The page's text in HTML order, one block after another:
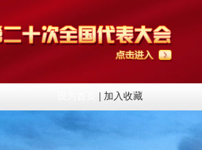
加入收藏